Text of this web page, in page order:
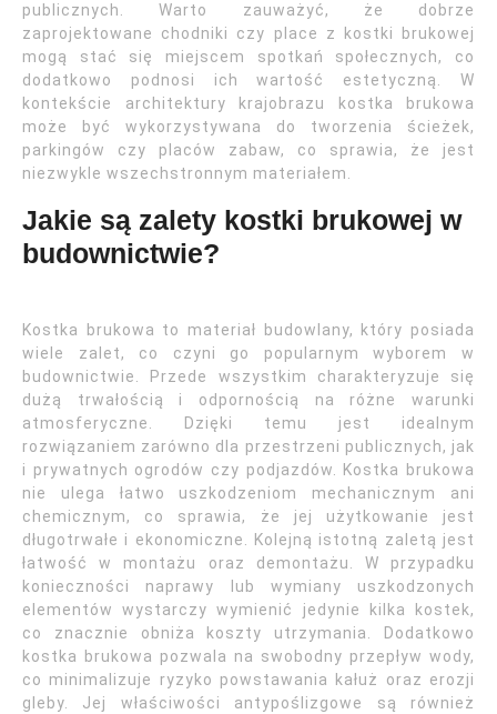
publicznych. Warto zauważyć, że dobrze
zaprojektowane chodniki czy place z kostki brukowej
mogą stać się miejscem spotkań społecznych, co
dodatkowo podnosi ich wartość estetyczną. W
kontekście architektury krajobrazu kostka brukowa
może być wykorzystywana do tworzenia ścieżek,
parkingów czy placów zabaw, co sprawia, że jest
niezwykle wszechstronnym materiałem.
Jakie są zalety kostki brukowej w
budownictwie?
Kostka brukowa to materiał budowlany, który posiada
wiele zalet, co czyni go popularnym wyborem w
budownictwie. Przede wszystkim charakteryzuje się
dużą trwałością i odpornością na różne warunki
atmosferyczne. Dzięki temu jest idealnym
rozwiązaniem zarówno dla przestrzeni publicznych, jak
i prywatnych ogrodów czy podjazdów. Kostka brukowa
nie ulega łatwo uszkodzeniom mechanicznym ani
chemicznym, co sprawia, że jej użytkowanie jest
długotrwałe i ekonomiczne. Kolejną istotną zaletą jest
łatwość w montażu oraz demontażu. W przypadku
konieczności naprawy lub wymiany uszkodzonych
elementów wystarczy wymienić jedynie kilka kostek,
co znacznie obniża koszty utrzymania. Dodatkowo
kostka brukowa pozwala na swobodny przepływ wody,
co minimalizuje ryzyko powstawania kałuż oraz erozji
gleby. Jej właściwości antypoślizgowe są również